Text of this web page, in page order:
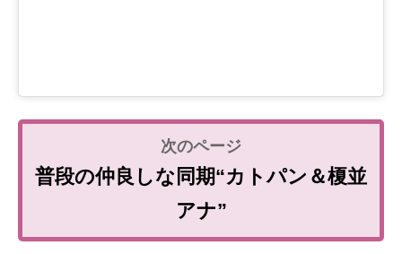
普段の仲良しな同期“カトパン＆榎並
アナ”